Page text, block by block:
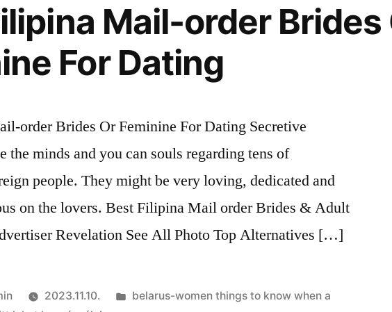
Mail-order Brides
For Dating
order Brides Or Feminine For Dating Secretive
the minds and you can souls regarding tens of
people. They might be very loving, dedicated and
on the lovers. Best Filipina Mail order Brides & Adult
Revelation See All Photo Top Alternatives […]
2023.11.10. Kategória:
belarus-women things to know when a